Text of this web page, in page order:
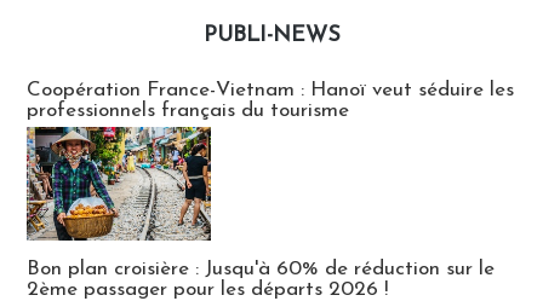
PUBLI-NEWS
Coopération France-Vietnam : Hanoï veut séduire les
professionnels français du tourisme
Bon plan croisière : Jusqu'à 60% de réduction sur le
2ème passager pour les départs 2026 !